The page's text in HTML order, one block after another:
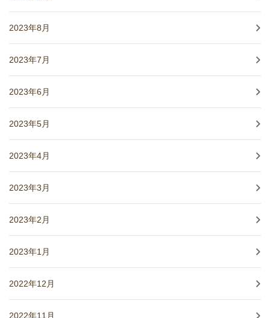
2023年8月
2023年7月
2023年6月
2023年5月
2023年4月
2023年3月
2023年2月
2023年1月
2022年12月
2022年11月